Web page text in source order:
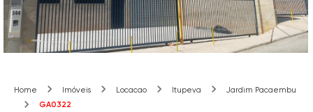
Home Imóveis Locacao Itupeva
Jardim Pacaembu
GA0322